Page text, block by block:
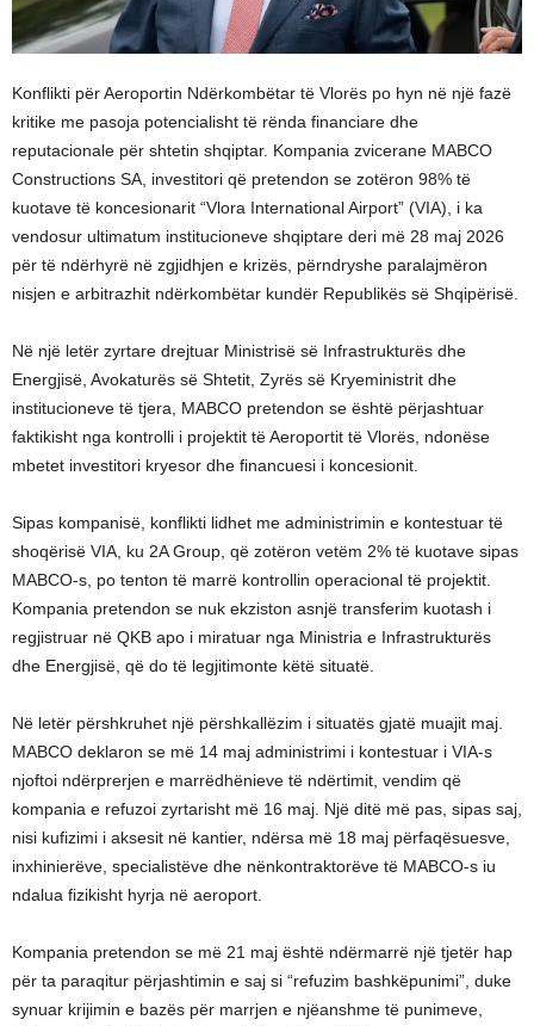
Konflikti për Aeroportin Ndërkombëtar të Vlorës po hyn në një fazë
kritike me pasoja potencialisht të rënda financiare dhe
reputacionale për shtetin shqiptar. Kompania zvicerane MABCO
Constructions SA, investitori që pretendon se zotëron 98% të
kuotave të koncesionarit “Vlora International Airport” (VIA), i ka
vendosur ultimatum institucioneve shqiptare deri më 28 maj 2026
për të ndërhyrë në zgjidhjen e krizës, përndryshe paralajmëron
nisjen e arbitrazhit ndërkombëtar kundër Republikës së Shqipërisë.
Në një letër zyrtare drejtuar Ministrisë së Infrastrukturës dhe
Energjisë, Avokaturës së Shtetit, Zyrës së Kryeministrit dhe
institucioneve të tjera, MABCO pretendon se është përjashtuar
faktikisht nga kontrolli i projektit të Aeroportit të Vlorës, ndonëse
mbetet investitori kryesor dhe financuesi i koncesionit.
Sipas kompanisë, konflikti lidhet me administrimin e kontestuar të
shoqërisë VIA, ku 2A Group, që zotëron vetëm 2% të kuotave sipas
MABCO-s, po tenton të marrë kontrollin operacional të projektit.
Kompania pretendon se nuk ekziston asnjë transferim kuotash i
regjistruar në QKB apo i miratuar nga Ministria e Infrastrukturës
dhe Energjisë, që do të legjitimonte këtë situatë.
Në letër përshkruhet një përshkallëzim i situatës gjatë muajit maj.
MABCO deklaron se më 14 maj administrimi i kontestuar i VIA-s
njoftoi ndërprerjen e marrëdhënieve të ndërtimit, vendim që
kompania e refuzoi zyrtarisht më 16 maj. Një ditë më pas, sipas saj,
nisi kufizimi i aksesit në kantier, ndërsa më 18 maj përfaqësuesve,
inxhinierëve, specialistëve dhe nënkontraktorëve të MABCO-s iu
ndalua fizikisht hyrja në aeroport.
Kompania pretendon se më 21 maj është ndërmarrë një tjetër hap
për ta paraqitur përjashtimin e saj si “refuzim bashkëpunimi”, duke
synuar krijimin e bazës për marrjen e njëanshme të punimeve,